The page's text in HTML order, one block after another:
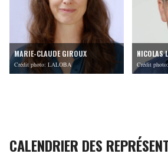
MARIE-CLAUDE GIROUX
Crédit photo: LALOBA
NICOLAS
Crédit
CALENDRIER DES